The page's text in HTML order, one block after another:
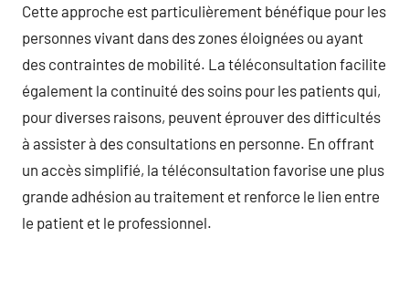
Cette approche est particulièrement bénéfique pour les
personnes vivant dans des zones éloignées ou ayant
des contraintes de mobilité. La téléconsultation facilite
également la continuité des soins pour les patients qui,
pour diverses raisons, peuvent éprouver des difficultés
à assister à des consultations en personne. En offrant
un accès simplifié, la téléconsultation favorise une plus
grande adhésion au traitement et renforce le lien entre
le patient et le professionnel.